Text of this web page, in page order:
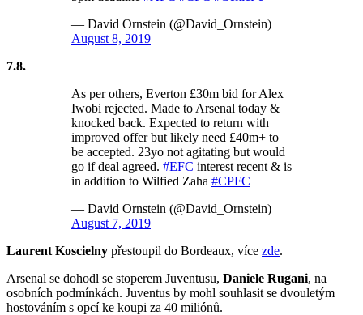
— David Ornstein (@David_Ornstein)
August 8, 2019
7.8.
As per others, Everton £30m bid for Alex
Iwobi rejected. Made to Arsenal today &
knocked back. Expected to return with
improved offer but likely need £40m+ to
be accepted. 23yo not agitating but would
go if deal agreed. #EFC interest recent & is
in addition to Wilfied Zaha #CPFC
— David Ornstein (@David_Ornstein)
August 7, 2019
Laurent Koscielny přestoupil do Bordeaux, více zde.
Arsenal se dohodl se stoperem Juventusu, Daniele Rugani, na
osobních podmínkách. Juventus by mohl souhlasit se dvouletým
hostováním s opcí ke koupi za 40 miliónů.